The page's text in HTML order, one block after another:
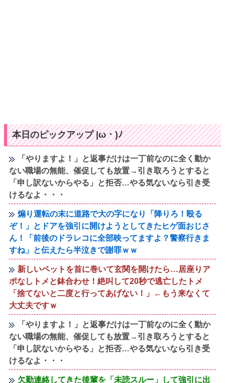
本日のピックアップ |ω・)ﾉ
「やりますよ！」と返事だけは一丁前なのに全く動か
ない職場の無能、催促しても放置→引き取ろうとすると
「申し訳ないからやる」と拒否…やる気ないなら引き受
けるなよ・・・
煽り運転の末に道路で大の字になり「降りろ！殴る
ぞ！」とドアを強引に開けようとしてきたヒゲ面おじさ
ん！「前後のドラレコに全部映ってますよ？警察行きま
すね」と伝えたら半泣きで謝罪ｗｗ
新しいペットを首に巻いて玄関を開けたら…居座りア
ポなしトメと鉢合わせ！絶叫して20秒で逃亡したトメ
「捨てないと二度と行ってあげない！」←もう来なくて
大丈夫ですｗ
「やりますよ！」と返事だけは一丁前なのに全く動か
ない職場の無能、催促しても放置→引き取ろうとすると
「申し訳ないからやる」と拒否…やる気ないなら引き受
けるなよ・・・
欠勤連絡してきた後輩を「未読スルー」して強引に出